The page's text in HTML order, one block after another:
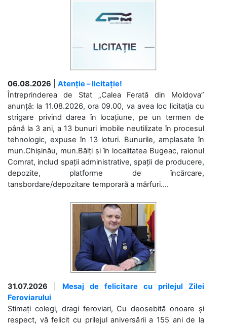
06.08.2026
Atenție – licitație!
Întreprinderea de Stat „Calea Ferată din Moldova”
anunță: la 11.08.2026, ora 09.00, va avea loc licitaţia cu
strigare privind darea în locațiune, pe un termen de
până la 3 ani, a 13 bunuri imobile neutilizate în procesul
tehnologic, expuse în 13 loturi. Bunurile, amplasate în
mun.Chișinău, mun.Bălți și în localitatea Bugeac, raionul
Comrat, includ spații administrative, spații de producere,
depozite, platforme de încărcare,
tansbordare/depozitare temporară a mărfuri....
31.07.2026
Mesaj de felicitare cu prilejul Zilei
Feroviarului
Stimați colegi, dragi feroviari, Cu deosebită onoare și
respect, vă felicit cu prilejul aniversării a 155 ani de la